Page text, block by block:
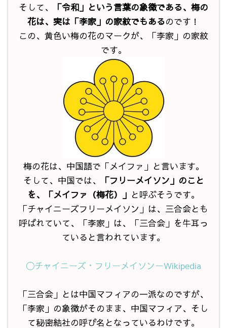
そして、
「令和」という言葉の象徴である、梅の
花は、実は「李家」の家紋でもあるのです！
この、黄色い梅の花のマークが、「李家」の家紋
です。
梅の花は、中国語で「メイファ」と言います。
そして、中国では、
「フリーメイソン」のこと
を、「メイファ（梅花）」 と呼ぶそうです。
「チャイニーズフリーメイソン」は、三合会とも
呼ばれていて、「李家」は、「三合会」を牛耳っ
ていると言われています。
◯チャイニーズ・フリーメイソンーWikipedia
「三合会」とは中国マフィアの一派なのですが、
「李家」の象徴がそのまま、中国マフィア、そし
て秘密結社の呼び名となっているわけです。